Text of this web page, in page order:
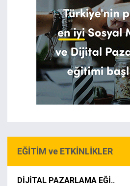
EĞİTİM ve ETKİNLİKLER
DİJİTAL PAZARLAMA EĞİ..